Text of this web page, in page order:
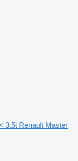
3.5t Renault Master